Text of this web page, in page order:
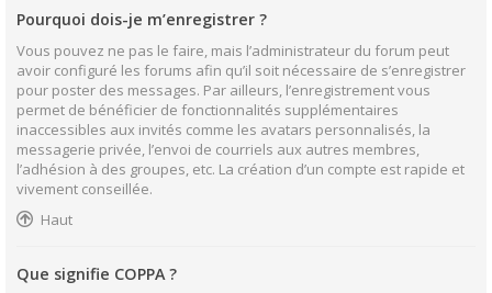
Pourquoi dois-je m’enregistrer ?
Vous pouvez ne pas le faire, mais l’administrateur du forum peut
avoir configuré les forums afin qu’il soit nécessaire de s’enregistrer
pour poster des messages. Par ailleurs, l’enregistrement vous
permet de bénéficier de fonctionnalités supplémentaires
inaccessibles aux invités comme les avatars personnalisés, la
messagerie privée, l’envoi de courriels aux autres membres,
l’adhésion à des groupes, etc. La création d’un compte est rapide et
vivement conseillée.
Haut
Que signifie COPPA ?